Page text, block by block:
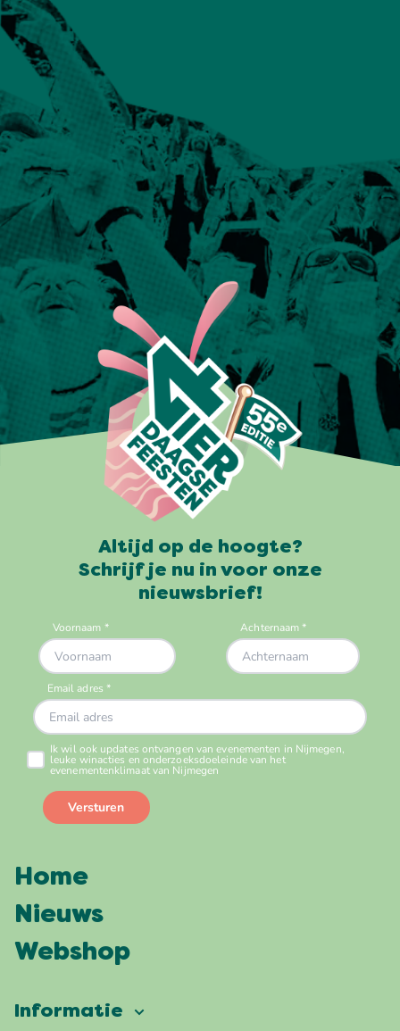
Altijd op de hoogte?
Schrijf je nu in voor onze
nieuwsbrief!
Home
Nieuws
Webshop
Informatie